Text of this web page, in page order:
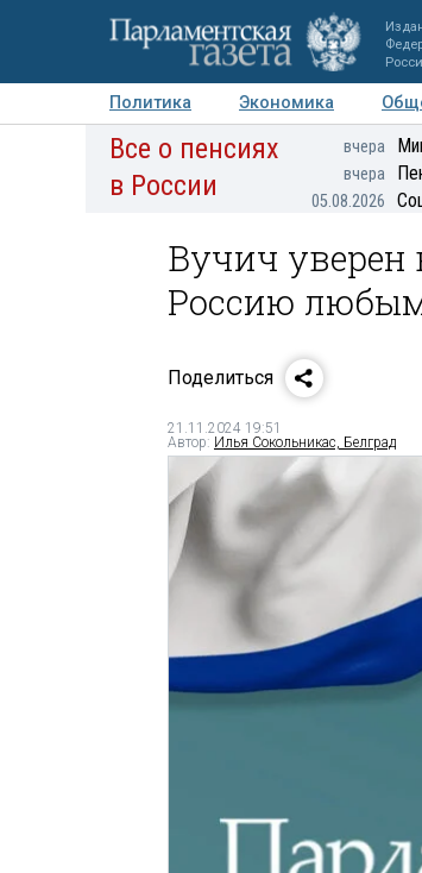
Политика Экономика
Авторы Персоны Мнения
Все о пенсиях
в России
вчера
вчера
05.08.2026
Вучич уверен
Россию
Поделиться
21.11.2024 19:51
Автор: Илья Сокольникас, Белград